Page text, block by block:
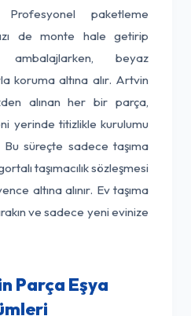
paketleme
de monte hale getirip
ambalajlarken, beyaz
koruma altına alır. Artvin
alınan her bir parça,
yerinde titizlikle kurulumu
süreçte sadece taşıma
taşımacılık sözleşmesi
altına alınır. Ev taşıma
ve sadece yeni evinize
Parça Eşya